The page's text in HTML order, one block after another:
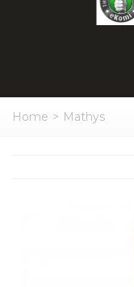
Home > Mathys